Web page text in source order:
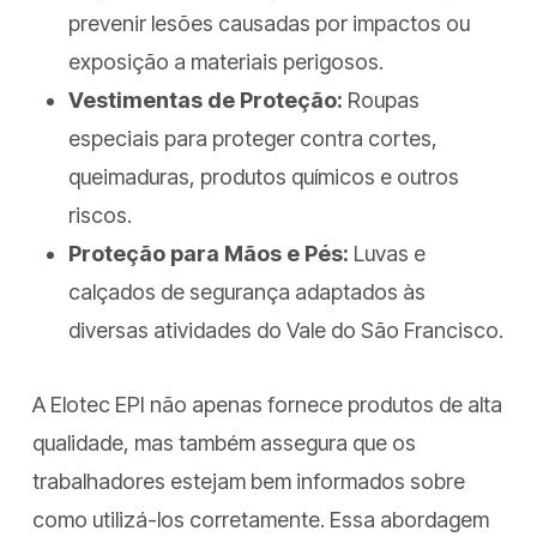
prevenir lesões causadas por impactos ou
exposição a materiais perigosos.
Vestimentas de Proteção: Roupas
especiais para proteger contra cortes,
queimaduras, produtos químicos e outros
riscos.
Proteção para Mãos e Pés: Luvas e
calçados de segurança adaptados às
diversas atividades do Vale do São Francisco.
A Elotec EPI não apenas fornece produtos de alta
qualidade, mas também assegura que os
trabalhadores estejam bem informados sobre
como utilizá-los corretamente. Essa abordagem